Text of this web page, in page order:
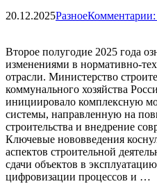
20.12.2025Разное
Второе полугодие 2025 года
изменениями в нормативно-
отрасли. Министерство
коммунального хозяйства
инициировало комплексную
системы, направленную на
строительства и внедрение
Ключевые нововведения
аспектов строительной
сдачи объектов в
цифровизации процессов и …